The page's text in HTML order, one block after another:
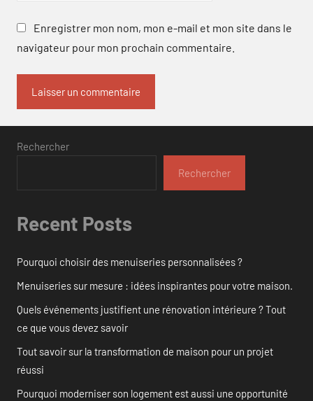
Enregistrer mon nom, mon e-mail et mon site dans le
navigateur pour mon prochain commentaire.
Rechercher
Rechercher
Recent Posts
Pourquoi choisir des menuiseries personnalisées ?
Menuiseries sur mesure : idées inspirantes pour votre maison.
Quels événements justifient une rénovation intérieure ? Tout
ce que vous devez savoir
Tout savoir sur la transformation de maison pour un projet
réussi
Pourquoi moderniser son logement est aussi une opportunité